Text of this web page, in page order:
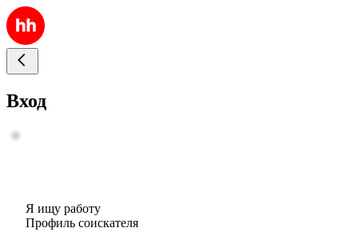
Вход
Я ищу работу
Профиль соискателя